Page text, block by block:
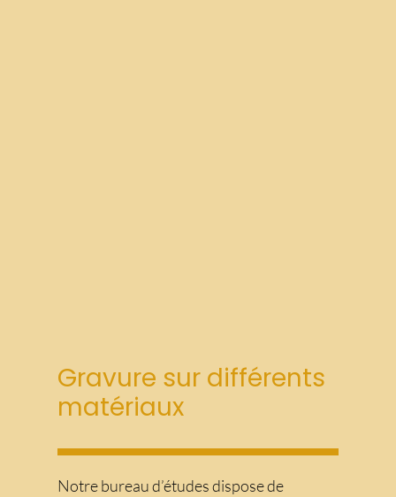
Gravure sur différents
matériaux
Notre bureau d’études dispose de